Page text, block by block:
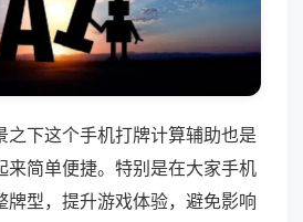
之下这个手机打牌计算辅助也是
来简单便捷。特别是在大家手机
牌型，提升游戏体验，避免影响